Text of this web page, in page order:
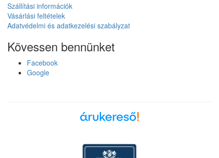
Szállítási információk
Vásárlási feltételek
Adatvédelmi és adatkezelési szabályzat
Kövessen bennünket
Facebook
Google